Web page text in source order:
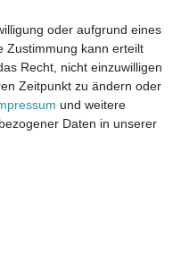
Mittwoch Ruhetag,
8.00 - 14.00 Uhr
oder aufgrund eines
Zustimmung kann erteilt
Recht, nicht einzuwilligen
Zeitpunkt zu ändern oder
und weitere
Daten in unserer